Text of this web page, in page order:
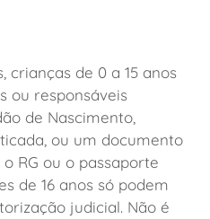
crianças de 0 a 15 anos
ou responsáveis
de Nascimento,
ou um documento
RG ou o passaporte
de 16 anos só podem
judicial. Não é